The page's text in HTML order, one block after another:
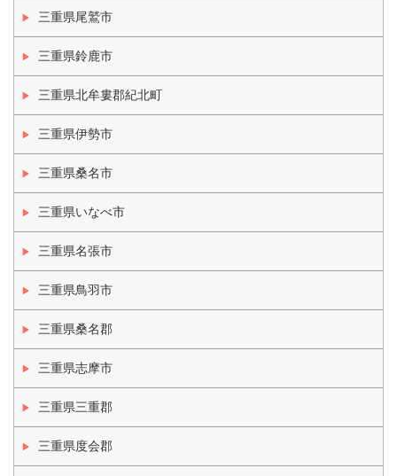
三重県尾鷲市
三重県鈴鹿市
三重県北牟婁郡紀北町
三重県伊勢市
三重県桑名市
三重県いなべ市
三重県名張市
三重県鳥羽市
三重県桑名郡
三重県志摩市
三重県三重郡
三重県度会郡